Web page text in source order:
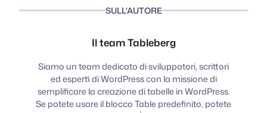
SULL'AUTORE
Il team Tableberg
Siamo un team dedicato di sviluppatori, scrittori
ed esperti di WordPress con la missione di
semplificare la creazione di tabelle in WordPress.
Se potete usare il blocco Table predefinito, potete